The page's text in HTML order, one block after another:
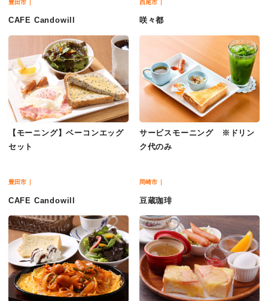
豊田市
CAFE Candowill
【モーニング】ベーコンエッグ
セット
西尾市
咲々都
サービスモーニング ※ドリン
ク代のみ
豊田市
CAFE Candowill
岡崎市
豆蔵珈琲